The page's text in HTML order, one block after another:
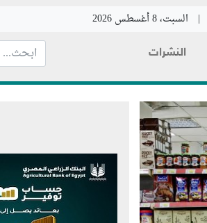
| السبت، 8 أغسطس 2026
النشرات